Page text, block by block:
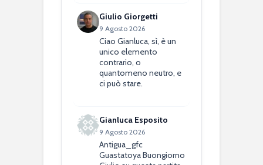
Giulio Giorgetti
9 Agosto 2026
Ciao Gianluca, sì, è un
unico elemento
contrario, o
quantomeno neutro, e
ci può stare.
Gianluca Esposito
9 Agosto 2026
Antigua_gfc
Guastatoya Buongiorno